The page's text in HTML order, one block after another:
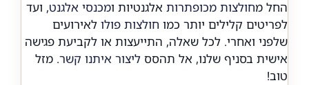
החל מחולצות מכופתרות אלגנטיות ומכנסי אלגנט, ועד
לפריטים קלילים יותר כמו חולצות פולו לאירועים
שלפני ואחרי. לכל שאלה, התייעצות או לקביעת פגישה
אישית בסניף שלנו, אל תהסס ליצור איתנו קשר. מזל
טוב!